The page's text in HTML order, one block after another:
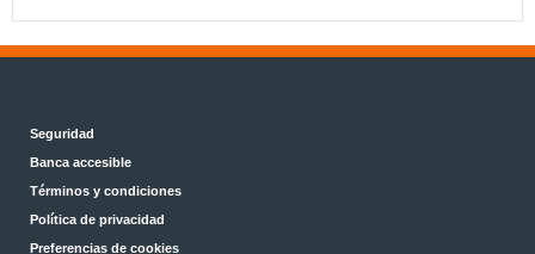
Seguridad
Banca accesible
Términos y condiciones
Política de privacidad
Preferencias de cookies